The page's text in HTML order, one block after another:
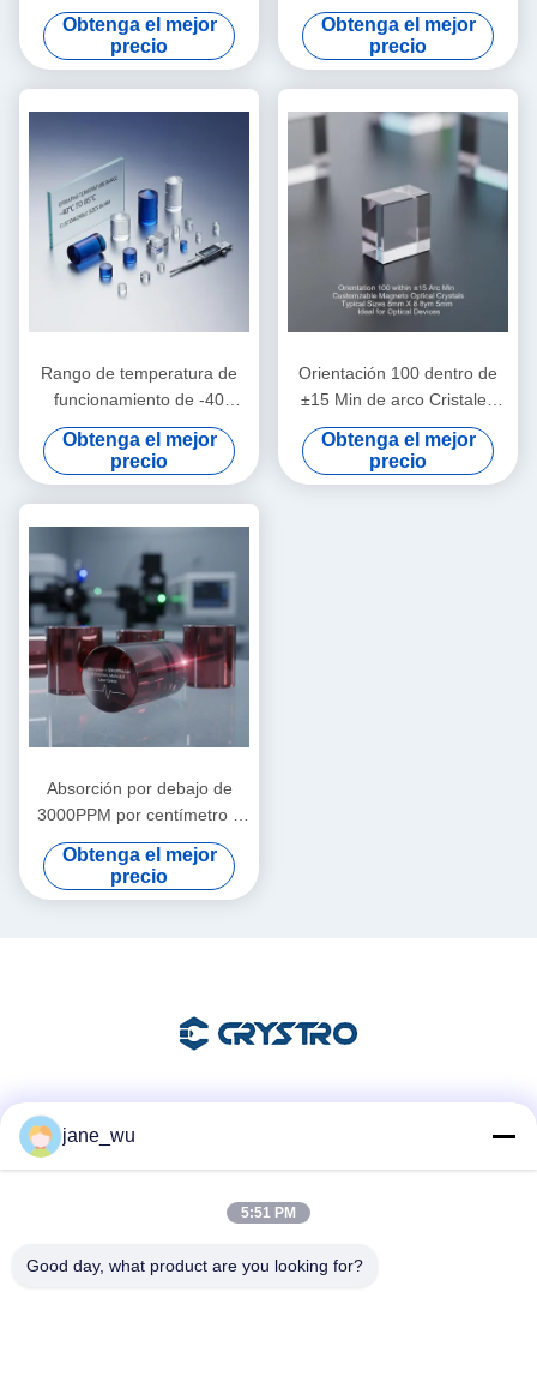
Obtenga el mejor
precio
Terbio Gallio Granate para
aisladores y rotadores de
Faraday, Transmisión de
4001100nm
Obtenga el mejor
precio
Rango de temperatura de
funcionamiento de -40
grados Celsius a 85 grados
Celsius Cristales magnéticos
ópticos Tamaños típicos
personalizables en escala de
mm para instrumentos de
precisión
Obtenga el mejor
precio
Orientación 100 dentro de
±15 Min de arco Cristales
ópticos magneto
personalizables Tamaños
típicos 8mm X 8mm X 5mm
Obtenga el mejor
precio
Absorción por debajo de
3000PPM por centímetro a
1064 nanómetros Cristales
ópticos de magneto con
dureza de Mohs de 8 puntos
Obtenga el mejor
precio
jane_wu
5:51 PM
Good day, what product are you looking for?